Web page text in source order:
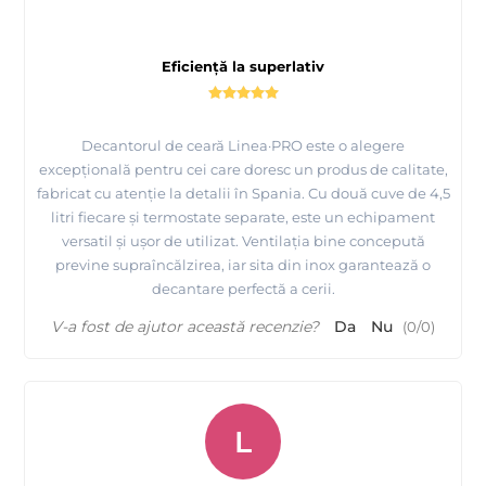
dimesniune cutie in care este ambalt decantorul :
Decantorul este de calitate superioara fabricat in
Spania.
Beneficiaza de garantie Europeana de la producator
de 24 luni.
Livrare GRATUITA din stoc pe teritoriul Romaniei prin Fan
Courier in 24 ore !
Ucenic cu roti pentru decantor obtineti o reducere de
Pentru mai multe detalii despre decantoare, modul de livrare,
Eficiență la superlativ
Decantorul de ceară Linea·PRO este o alegere
excepțională pentru cei care doresc un produs de calitate,
fabricat cu atenție la detalii în Spania. Cu două cuve de 4,5
litri fiecare și termostate separate, este un echipament
versatil și ușor de utilizat. Ventilația bine concepută
previne supraîncălzirea, iar sita din inox garantează o
decantare perfectă a cerii.
V-a fost de ajutor această recenzie? Da Nu (0/0)
L